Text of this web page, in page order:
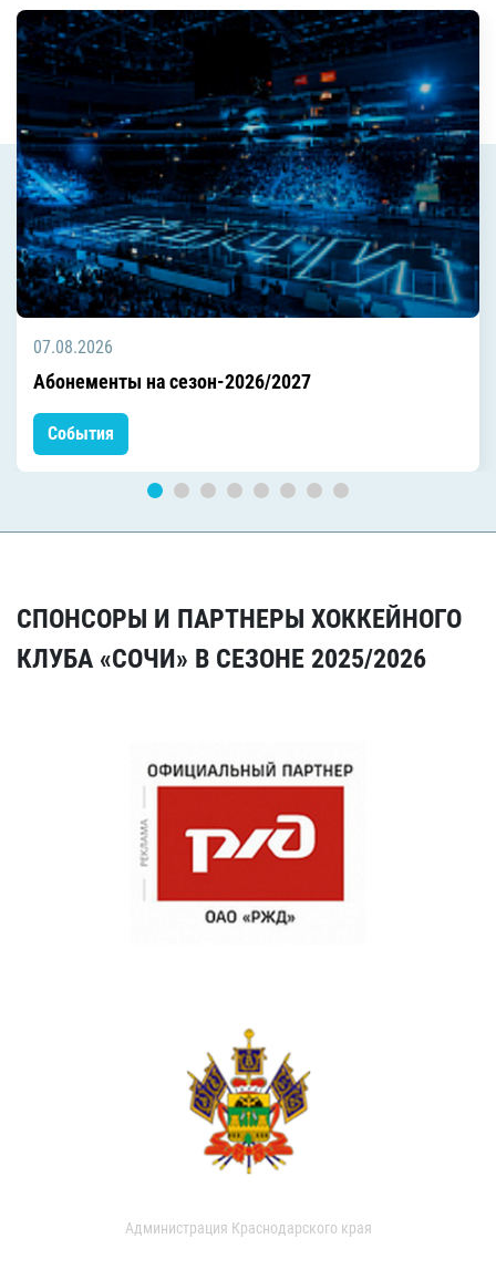
07.08.2026
Абонементы на сезон-2026/2027
События
СПОНСОРЫ И ПАРТНЕРЫ ХОККЕЙНОГО
КЛУБА «СОЧИ» В СЕЗОНЕ 2025/2026
Администрация Краснодарского края